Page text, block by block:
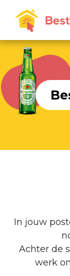
In jouw
Achter de
werk